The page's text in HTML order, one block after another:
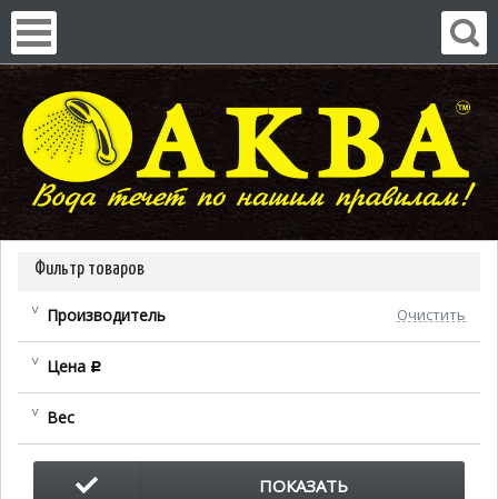
Фильтр товаров
Производитель Очистить
Цена c
Вес
ПОКАЗАТЬ